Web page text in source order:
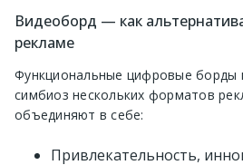
Видеоборд — как
рекламе
Функциональные цифровые борды
симбиоз нескольких форматов
объединяют в себе:
Привлекательность,